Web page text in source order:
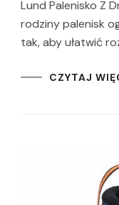
Lund Palenisko Z
rodziny palenisk
tak, aby ułatwić
CZYTAJ